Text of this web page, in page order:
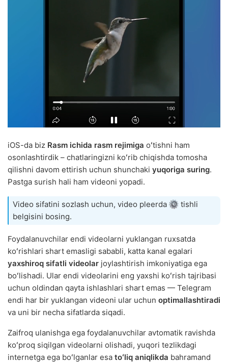
iOS-da biz Rasm ichida rasm rejimiga oʻtishni ham
osonlashtirdik – chatlaringizni koʻrib chiqishda tomosha
qilishni davom ettirish uchun shunchaki yuqoriga suring.
Pastga surish hali ham videoni yopadi.
Video sifatini sozlash uchun, video pleerda
tishli
belgisini bosing.
Foydalanuvchilar endi videolarni yuklangan ruxsatda
koʻrishlari shart emasligi sababli, katta kanal egalari
yaxshiroq sifatli videolar joylashtirish imkoniyatiga ega
boʻlishadi. Ular endi videolarini eng yaxshi koʻrish tajribasi
uchun oldindan qayta ishlashlari shart emas — Telegram
endi har bir yuklangan videoni ular uchun optimallashtiradi
va uni bir necha sifatlarda siqadi.
Zaifroq ulanishga ega foydalanuvchilar avtomatik ravishda
koʻproq siqilgan videolarni olishadi, yuqori tezlikdagi
internetga ega boʻlganlar esa toʻliq aniqlikda bahramand